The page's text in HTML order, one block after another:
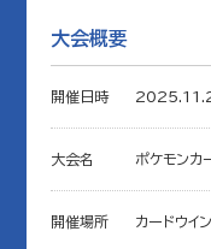
大会概要
開催日時
大会名 ポケモンカ
開催場所 カードウイ